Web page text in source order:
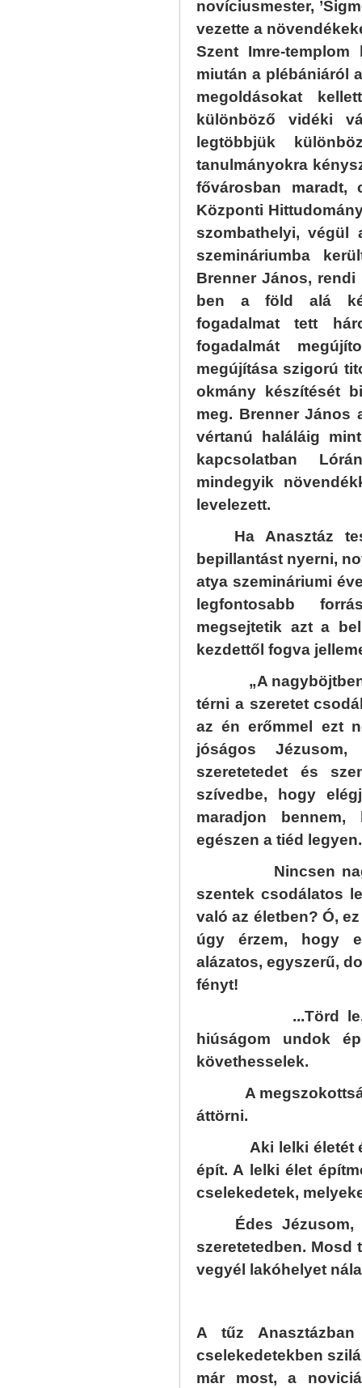
novíciusmester,
vezette a
Szent Imre-
miután a plébániáról
megoldásokat
különböző vidéki
legtöbbjük
tanulmányokra
fővárosban maradt,
Központi
szombathelyi, végül
szemináriumba
Brenner János, rendi
ben a föld alá
fogadalmat tett
fogadalmát
megújítása szigorú
okmány készítését
meg. Brenner János
vértanú haláláig
kapcsolatban
mindegyik
levelezett.
Ha Anasztáz
bepillantást nyerni,
atya szemináriumi
legfontosabb
megsejtetik azt a
kezdettől fogva
„A nagyböjtben
térni a szeretet
az én erőmmel ezt
jóságos
szeretetedet és
szívedbe, hogy
maradjon
egészen a tiéd legyen.
Nincsen nagy
szentek csodálatos
való az életben? Ó,
úgy érzem, hogy
alázatos, egyszerű,
fényt!
...Törd le,
hiúságom undok
követhesselek.
A megszokottság
áttörni.
Aki lelki életét
épít. A lelki élet
cselekedetek,
Édes
szeretetedben. Mosd
vegyél lakóhelyet
A tűz
cselekedetekben
már most, a